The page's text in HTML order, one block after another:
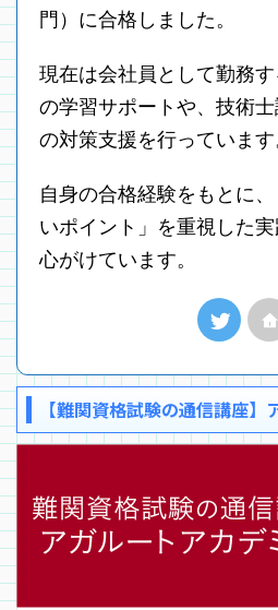
門）に合格しました。
現在は会社員として勤務
の学習サポートや、技術士
の対策支援を行っています
自身の合格経験をもとに
いポイント」を重視した
心がけています。
【難関資格試験の通信講座】